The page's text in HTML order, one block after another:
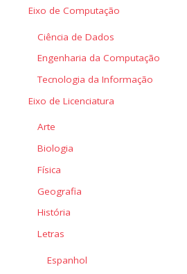
Eixo de Computação
Ciência de Dados
Engenharia da Computação
Tecnologia da Informação
Eixo de Licenciatura
Arte
Biologia
Física
Geografia
História
Letras
Espanhol